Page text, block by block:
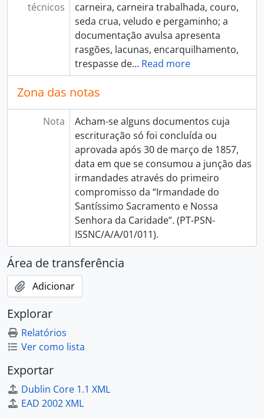
técnicos
carneira, carneira trabalhada, couro,
seda crua, veludo e pergaminho; a
documentação avulsa apresenta
rasgões, lacunas, encarquilhamento,
trespasse de… Read more
Zona das notas
Nota
Acham-se alguns documentos cuja
escrituração só foi concluída ou
aprovada após 30 de março de 1857,
data em que se consumou a junção das
irmandades através do primeiro
compromisso da “Irmandade do
Santíssimo Sacramento e Nossa
Senhora da Caridade”. (PT-PSN-
ISSNC/A/A/01/011).
Área de transferência
Adicionar
Explorar
Relatórios
Ver como lista
Exportar
Dublin Core 1.1 XML
EAD 2002 XML